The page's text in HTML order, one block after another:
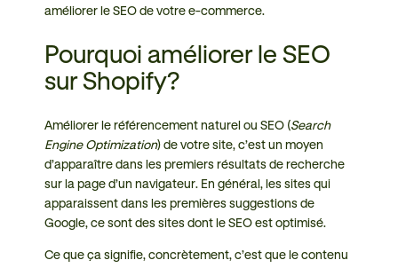
améliorer le SEO de votre e-commerce.
Pourquoi améliorer le SEO
sur Shopify?
Améliorer le référencement naturel ou SEO (Search
Engine Optimization) de votre site, c’est un moyen
d’apparaître dans les premiers résultats de recherche
sur la page d’un navigateur. En général, les sites qui
apparaissent dans les premières suggestions de
Google, ce sont des sites dont le SEO est optimisé.
Ce que ça signifie, concrètement, c’est que le contenu